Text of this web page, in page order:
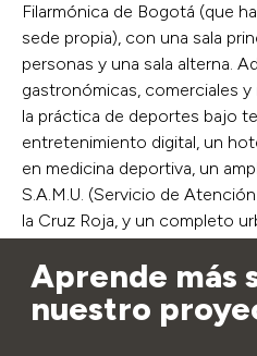
Filarmónica de Bogotá (que
sede propia), con una sala
personas y una sala alterna.
gastronómicas, comerciales
la práctica de deportes bajo
entretenimiento digital, un
en medicina deportiva, un
S.A.M.U. (Servicio de
la Cruz Roja, y un completo
Aprende más
nuestro